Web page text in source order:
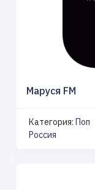
Маруся FM
Категория: Поп
Россия